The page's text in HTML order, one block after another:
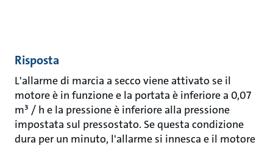
Risposta
L'allarme di marcia a secco viene attivato se il
motore è in funzione e la portata è inferiore a 0,07
m³ / h e la pressione è inferiore alla pressione
impostata sul pressostato. Se questa condizione
dura per un minuto, l'allarme si innesca e il motore